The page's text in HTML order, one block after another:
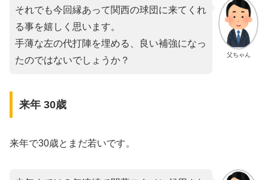
父ちゃん
それでも今回縁あって関西の球団に来てくれ
る事を嬉しく思います。
手薄な左の代打陣を埋める、良い補強になっ
たのではないでしょうか？
来年 30歳
来年で30歳とまだ若いです。